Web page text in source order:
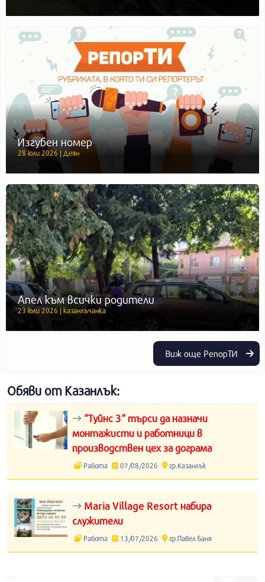
Изгубен номер
28 юли 2026 | Деян
Апел към всички родители
23 юли 2026 | казанлъчанка
Виж още РепорТИ
Обяви от Казанлък:
“Туйнс 3“ търси да назначи
монтажисти и работници в
производствен цех за дограма
Работа 07/08/2026 гр.Казанлък
Maria Village Resort набира
служители
Работа 13/07/2026 гр.Павел Баня